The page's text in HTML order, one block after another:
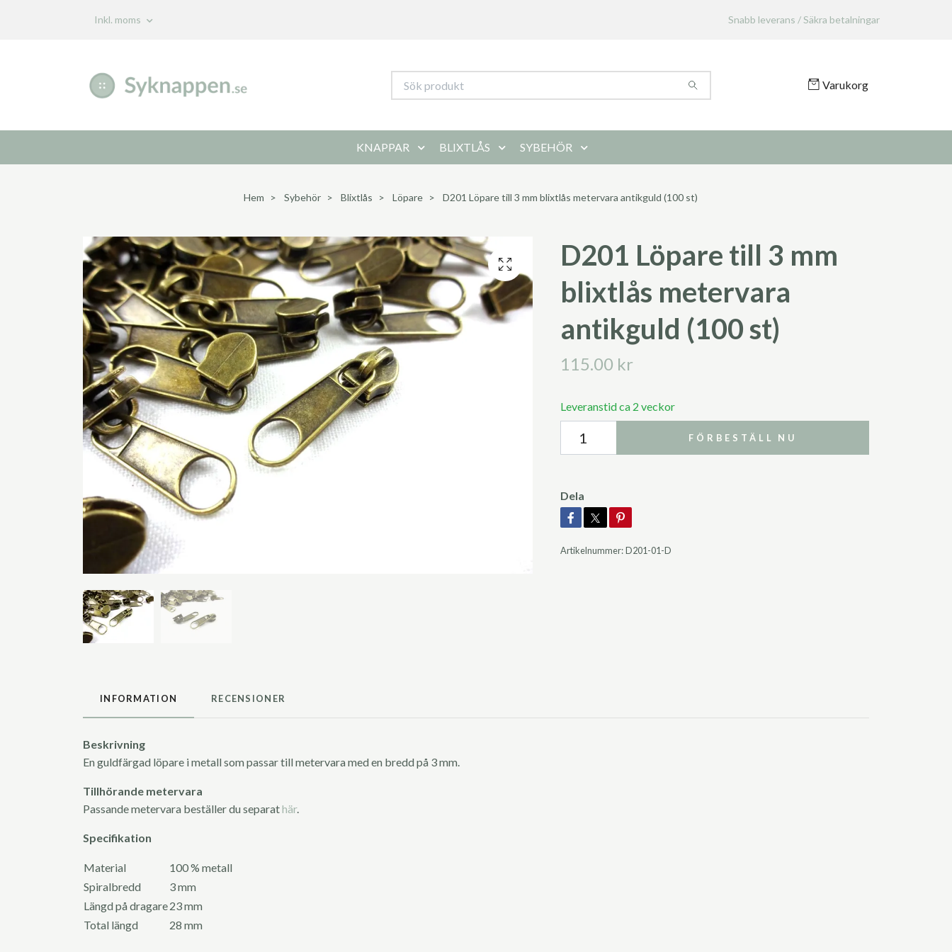
Inkl. moms Snabb leverans / Säkra betalningar
Varukorg
KNAPPAR BLIXTLÅS SYBEHÖR
Hem Sybehör Blixtlås Löpare D201 Löpare till 3 mm blixtlås metervara antikguld (100 st)
D201 Löpare till 3 mm
blixtlås metervara
antikguld (100 st)
115.00 kr
Leveranstid ca 2 veckor
FÖRBESTÄLL NU
Dela
Artikelnummer:D201-01-D
INFORMATION RECENSIONER
Beskrivning
En guldfärgad löpare i metall som passar till metervara med en bredd på 3 mm.
Tillhörande metervara
Passande metervara beställer du separathär.
Specifikation
Material
100 % metall
Spiralbredd
3 mm
Längd på dragare23 mm
Total längd
28 mm